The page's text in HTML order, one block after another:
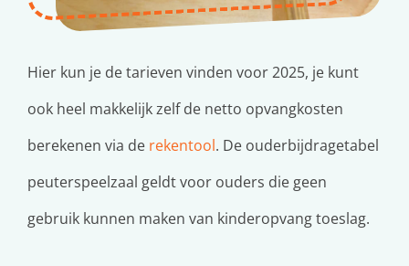
Hier kun je de tarieven vinden voor 2025, je kunt
ook heel makkelijk zelf de netto opvangkosten
berekenen via de rekentool. De ouderbijdragetabel
peuterspeelzaal geldt voor ouders die geen
gebruik kunnen maken van kinderopvang toeslag.